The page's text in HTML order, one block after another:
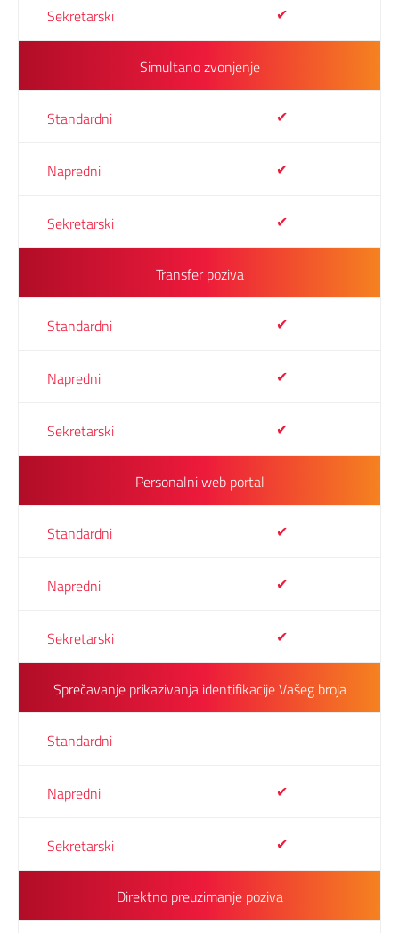
✔
Simultano zvonjenje
✔
✔
✔
Transfer poziva
✔
✔
✔
Personalni web portal
✔
✔
✔
Sprečavanje prikazivanja identifikacije Vašeg broja
✔
✔
Direktno preuzimanje poziva